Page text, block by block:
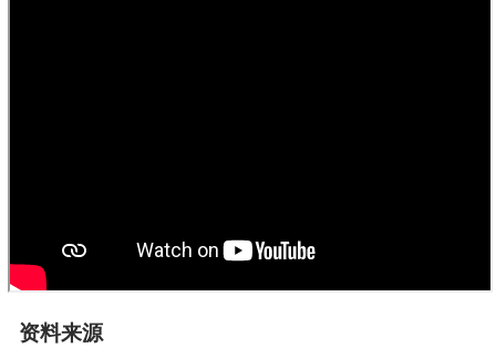
资料来源